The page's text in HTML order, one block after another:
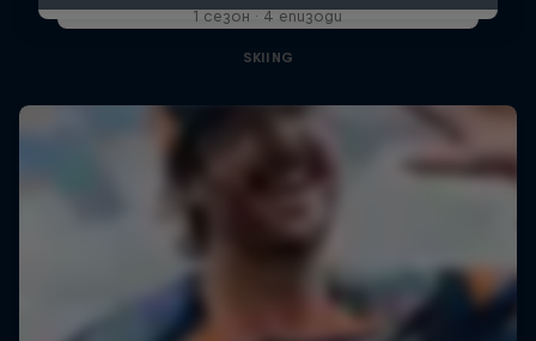
1 сезон · 4 епизоди
SKIING